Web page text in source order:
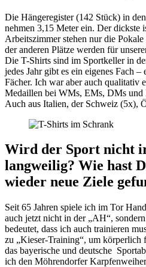
Die Hängeregister (142 Stück) in
nehmen 3,15 Meter ein. Der dickste
Arbeitszimmer stehen nur die
der anderen Plätze werden für
Die T-Shirts sind im Sportkeller in
jedes Jahr gibt es ein eigenes Fach
Fächer. Ich war aber auch qualitativ
Medaillen bei WMs, EMs, DMs und
Auch aus Italien, der Schweiz (5x),
Wird der Sport nicht
langweilig? Wie hast
wieder neue Ziele
Seit 65 Jahren spiele ich im Tor
auch jetzt nicht in der „AH“,
bedeutet, dass ich auch trainieren
zu „Kieser-Training“, um körperlich
das bayerische und deutsche
ich den Möhrendorfer